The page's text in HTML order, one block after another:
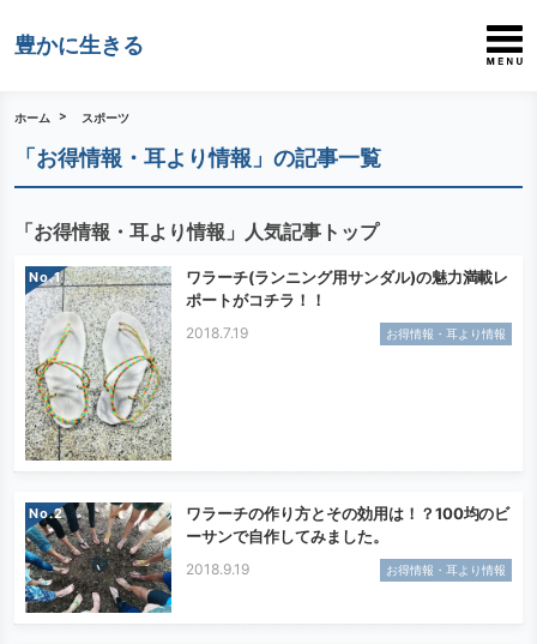
豊かに生きる
ホーム スポーツ
「お得情報・耳より情報」の記事一覧
「お得情報・耳より情報」人気記事トップ
No.
ワラーチ(ランニング用サンダル)の魅力満載レ
ポートがコチラ！！
2018.7.19 お得情報・耳より情報
No.
ワラーチの作り方とその効用は！？100均のビ
ーサンで自作してみました。
2018.9.19 お得情報・耳より情報